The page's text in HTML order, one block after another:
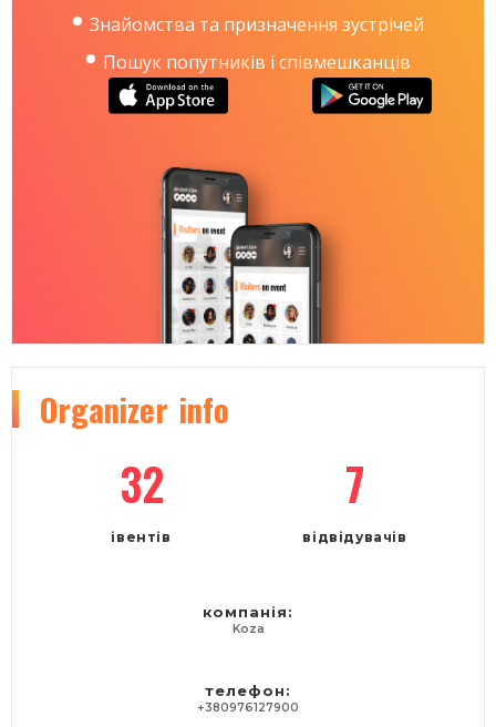
Знайомства та призначення зустрічей
Пошук попутників і співмешканців
Organizer info
32
івентів
7
відвідувачів
компанія:
Koza
телефон:
+380976127900